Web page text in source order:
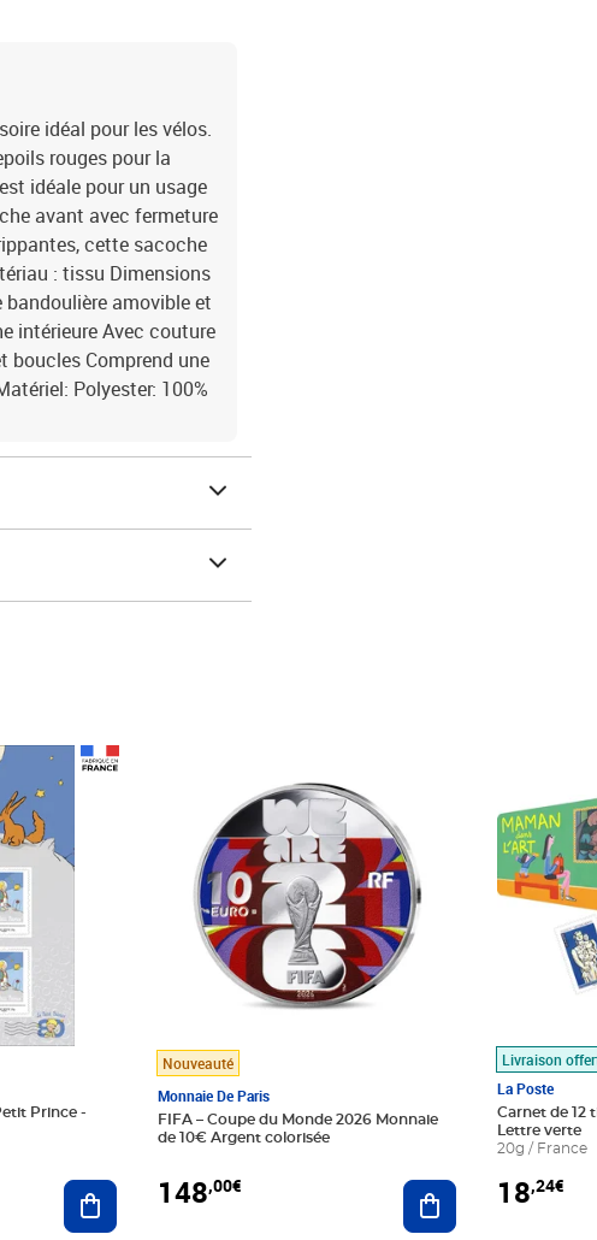
idéal pour les vélos.
rouges pour la
idéale pour un usage
avant avec fermeture
cette sacoche
: tissu Dimensions
amovible et
intérieure Avec couture
boucles Comprend une
Polyester: 100%
Prince -
Ajouter au panier
Nouveauté
Monnaie De Paris
FIFA – Coupe du Monde 2026 Monnaie
de 10€ Argent colorisée
148,00€ Ajouter au panier
Livraison
La Poste
Carnet de 12
Lettre verte
20g / France
18,24€